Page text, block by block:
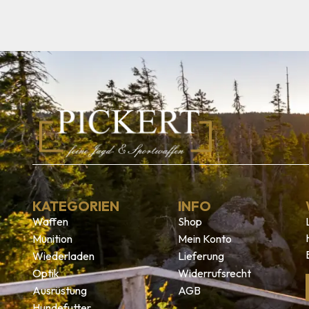
KATEGORIEN
Waffen
Munition
Wiederladen
Optik
Ausrüstung
INFO
Shop
Mein Konto
Lieferung
Widerrufsrecht
AGB